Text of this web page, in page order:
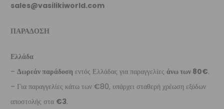
sales@vasilikiworld.com
ΠΑΡΑΔΟΣΗ
Ελλάδα
– Δωρεάν παράδοση εντός Ελλάδας για παραγγελίες άνω των 80€.
– Για παραγγελίες κάτω των €80, υπάρχει σταθερή χρέωση εξόδων
αποστολής στα €3.